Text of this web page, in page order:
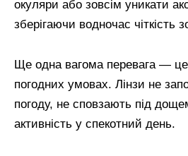
окуляри або зовсім уникати
зберігаючи водночас чіткість
Ще одна вагома перевага —
погодних умовах. Лінзи не
погоду, не сповзають під
активність у спекотний день.